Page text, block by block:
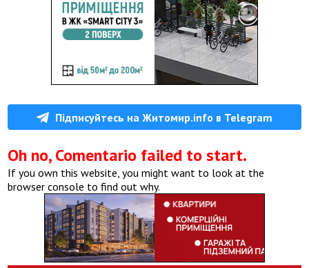
Підписуйтесь на Житомир.info в Telegram
Oh no, Comentario failed to start.
If you own this website, you might want to look at the
browser console to find out why.